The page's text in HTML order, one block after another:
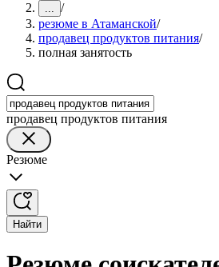
... /
резюме в Атаманской/
продавец продуктов питания/
полная занятость
продавец продуктов питания
Резюме
Найти